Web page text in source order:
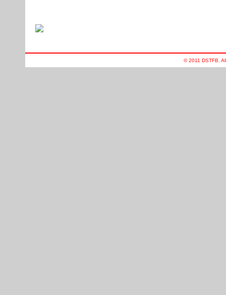
© 2011 DSTFB.